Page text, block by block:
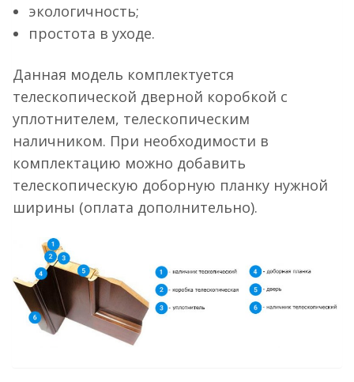
экологичность;
простота в уходе.
Данная модель комплектуется
телескопической дверной коробкой с
уплотнителем, телескопическим
наличником. При необходимости в
комплектацию можно добавить
телескопическую доборную планку нужной
ширины (оплата дополнительно).